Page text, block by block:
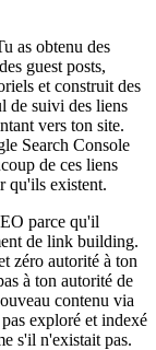
as obtenu des
guest posts,
et construit des
de suivi des liens
vers ton site.
Search Console
de ces liens
qu'ils existent.
parce qu'il
de link building.
zéro autorité à ton
à ton autorité de
contenu via
exploré et indexé
s'il n'existait pas.